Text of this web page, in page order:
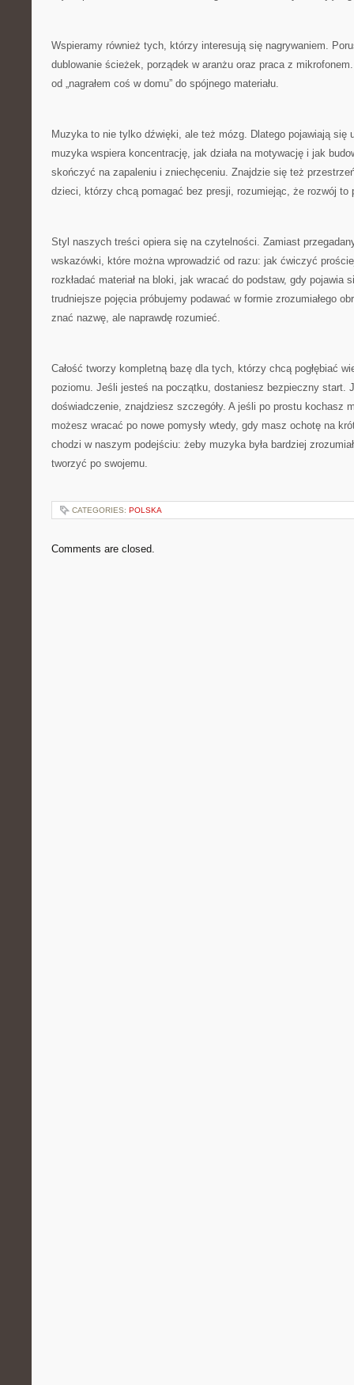
Wspieramy również tych, którzy interesują się nagrywaniem.
dublowanie ścieżek, porządek w aranżu oraz praca z
od „nagrałem coś w domu” do spójnego materiału.
Muzyka to nie tylko dźwięki, ale też mózg. Dlatego pojawiają się
muzyka wspiera koncentrację, jak działa na motywację i jak
skończyć na zapaleniu i zniechęceniu. Znajdzie się też
dzieci, którzy chcą pomagać bez presji, rozumiejąc, że rozwój to
Styl naszych treści opiera się na czytelności. Zamiast
wskazówki, które można wprowadzić od razu: jak ćwiczyć
rozkładać materiał na bloki, jak wracać do podstaw, gdy pojawia
trudniejsze pojęcia próbujemy podawać w formie zrozumiałego
znać nazwę, ale naprawdę rozumieć.
Całość tworzy kompletną bazę dla tych, którzy chcą pogłębiać
poziomu. Jeśli jesteś na początku, dostaniesz bezpieczny start.
doświadczenie, znajdziesz szczegóły. A jeśli po prostu kochasz
możesz wracać po nowe pomysły wtedy, gdy masz ochotę na
chodzi w naszym podejściu: żeby muzyka była bardziej
tworzyć po swojemu.
CATEGORIES: POLSKA
Comments are closed.